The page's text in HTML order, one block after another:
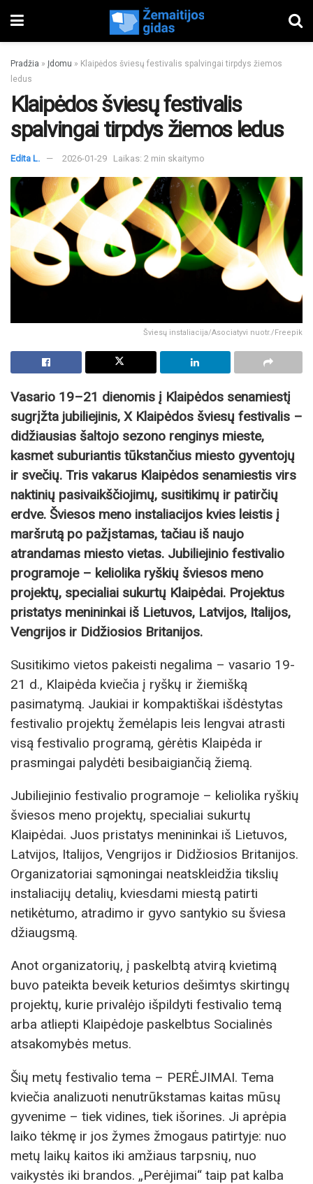
Pradžia » Įdomu » Klaipėdos šviesų festivalis spalvingai tirpdys žiemos
ledus
Klaipėdos šviesų festivalis
spalvingai tirpdys žiemos ledus
Edita L. 2026-01-29 Laikas: 2 min skaitymo
Šviesų instaliacija/Asociatyvi nuotr./Freepik
Vasario 19–21 dienomis į Klaipėdos senamiestį
sugrįžta jubiliejinis, X Klaipėdos šviesų festivalis –
didžiausias šaltojo sezono renginys mieste,
kasmet suburiantis tūkstančius miesto gyventojų
ir svečių. Tris vakarus Klaipėdos senamiestis virs
naktinių pasivaikščiojimų, susitikimų ir patirčių
erdve. Šviesos meno instaliacijos kvies leistis į
maršrutą po pažįstamas, tačiau iš naujo
atrandamas miesto vietas. Jubiliejinio festivalio
programoje – keliolika ryškių šviesos meno
projektų, specialiai sukurtų Klaipėdai. Projektus
pristatys menininkai iš Lietuvos, Latvijos, Italijos,
Vengrijos ir Didžiosios Britanijos.
Susitikimo vietos pakeisti negalima – vasario 19-
21 d., Klaipėda kviečia į ryškų ir žiemišką
pasimatymą. Jaukiai ir kompaktiškai išdėstytas
festivalio projektų žemėlapis leis lengvai atrasti
visą festivalio programą, gėrėtis Klaipėda ir
prasmingai palydėti besibaigiančią žiemą.
Jubiliejinio festivalio programoje – keliolika ryškių
šviesos meno projektų, specialiai sukurtų
Klaipėdai. Juos pristatys menininkai iš Lietuvos,
Latvijos, Italijos, Vengrijos ir Didžiosios Britanijos.
Organizatoriai sąmoningai neatskleidžia tikslių
instaliacijų detalių, kviesdami miestą patirti
netikėtumo, atradimo ir gyvo santykio su šviesa
džiaugsmą.
Anot organizatorių, į paskelbtą atvirą kvietimą
buvo pateikta beveik keturios dešimtys skirtingų
projektų, kurie privalėjo išpildyti festivalio temą
arba atliepti Klaipėdoje paskelbtus Socialinės
atsakomybės metus.
Šių metų festivalio tema – PERĖJIMAI. Tema
kviečia analizuoti nenutrūkstamas kaitas mūsų
gyvenime – tiek vidines, tiek išorines. Ji aprėpia
laiko tėkmę ir jos žymes žmogaus patirtyje: nuo
metų laikų kaitos iki amžiaus tarpsnių, nuo
vaikystės iki brandos. „Perėjimai“ taip pat kalba